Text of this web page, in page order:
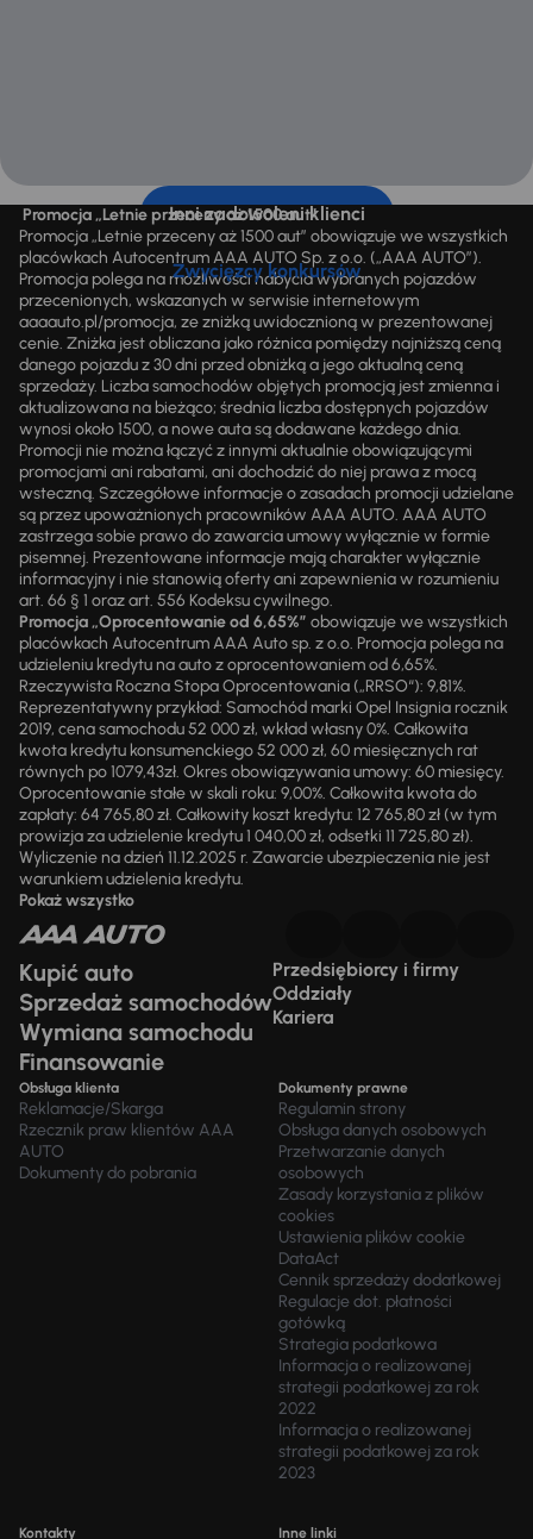
Inni zadowoleni klienci
Zwycięzcy konkursów
Promocja „Letnie przeceny aż 1500 aut”
Promocja „Letnie przeceny aż 1500 aut” obowiązuje we wszystkich
placówkach Autocentrum AAA AUTO Sp. z o.o. („AAA AUTO”).
Promocja polega na możliwości nabycia wybranych pojazdów
przecenionych, wskazanych w serwisie internetowym
aaaauto.pl/promocja, ze zniżką uwidocznioną w prezentowanej
cenie. Zniżka jest obliczana jako różnica pomiędzy najniższą ceną
danego pojazdu z 30 dni przed obniżką a jego aktualną ceną
sprzedaży. Liczba samochodów objętych promocją jest zmienna i
aktualizowana na bieżąco; średnia liczba dostępnych pojazdów
wynosi około 1500, a nowe auta są dodawane każdego dnia.
Promocji nie można łączyć z innymi aktualnie obowiązującymi
promocjami ani rabatami, ani dochodzić do niej prawa z mocą
wsteczną. Szczegółowe informacje o zasadach promocji udzielane
są przez upoważnionych pracowników AAA AUTO. AAA AUTO
zastrzega sobie prawo do zawarcia umowy wyłącznie w formie
pisemnej. Prezentowane informacje mają charakter wyłącznie
informacyjny i nie stanowią oferty ani zapewnienia w rozumieniu
art. 66 § 1 oraz art. 556 Kodeksu cywilnego.
Promocja „Oprocentowanie od 6,65%” obowiązuje we wszystkich
placówkach Autocentrum AAA Auto sp. z o.o. Promocja polega na
udzieleniu kredytu na auto z oprocentowaniem od 6,65%.
Rzeczywista Roczna Stopa Oprocentowania („RRSO“): 9,81%.
Reprezentatywny przykład: Samochód marki Opel Insignia rocznik
2019, cena samochodu 52 000 zł, wkład własny 0%. Całkowita
kwota kredytu konsumenckiego 52 000 zł, 60 miesięcznych rat
równych po 1079,43zł. Okres obowiązywania umowy: 60 miesięcy.
Oprocentowanie stałe w skali roku: 9,00%. Całkowita kwota do
zapłaty: 64 765,80 zł. Całkowity koszt kredytu: 12 765,80 zł (w tym
prowizja za udzielenie kredytu 1 040,00 zł, odsetki 11 725,80 zł).
Wyliczenie na dzień 11.12.2025 r. Zawarcie ubezpieczenia nie jest
warunkiem udzielenia kredytu.
Pokaż wszystko
Kupić auto
Sprzedaż samochodów
Wymiana samochodu
Finansowanie
Przedsiębiorcy i firmy
Oddziały
Kariera
Obsługa klienta
Reklamacje/Skarga
Rzecznik praw klientów AAA
AUTO
Dokumenty do pobrania
Dokumenty prawne
Regulamin strony
Obsługa danych osobowych
Przetwarzanie danych
osobowych
Zasady korzystania z plików
cookies
Ustawienia plików cookie
DataAct
Cennik sprzedaży dodatkowej
Regulacje dot. płatności
gotówką
Strategia podatkowa
Informacja o realizowanej
strategii podatkowej za rok
2022
Informacja o realizowanej
strategii podatkowej za rok
2023
Kontakty Inne linki